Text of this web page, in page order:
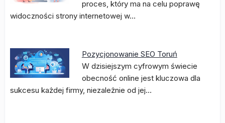
proces, który ma na celu poprawę
widoczności strony internetowej w…
Pozycjonowanie SEO Toruń
W dzisiejszym cyfrowym świecie
obecność online jest kluczowa dla
sukcesu każdej firmy, niezależnie od jej…